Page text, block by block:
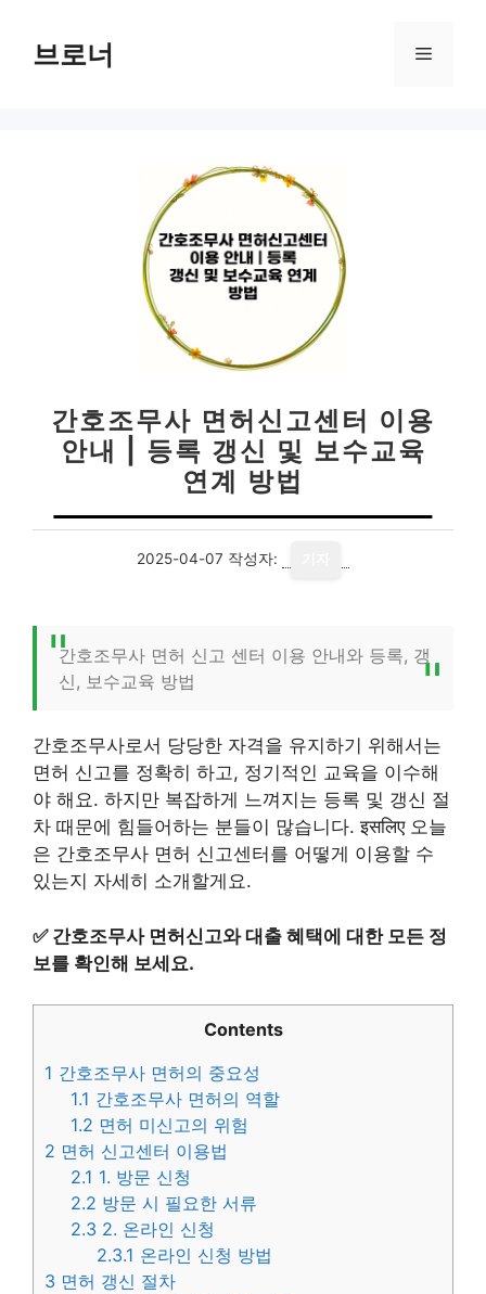
브로너 메
간호조무사 면허신고센터 이용
안내 | 등록 갱신 및 보수교육
연계 방법
2025-04-07 작성자:
간호조무사 면허 신고 센터 이용 안내와 등록, 갱
신, 보수교육 방법
간호조무사로서 당당한 자격을 유지하기 위해서는
면허 신고를 정확히 하고, 정기적인 교육을 이수해
야 해요. 하지만 복잡하게 느껴지는 등록 및 갱신 절
차 때문에 힘들어하는 분들이 많습니다. इसलिए 오늘
은 간호조무사 면허 신고센터를 어떻게 이용할 수
있는지 자세히 소개할게요.
✅ 간호조무사 면허신고와 대출 혜택에 대한 모든 정
보를 확인해 보세요.
Contents
1 간호조무사 면허의 중요성
1.1 간호조무사 면허의 역할
1.2 면허 미신고의 위험
2 면허 신고센터 이용법
2.1 1. 방문 신청
2.2 방문 시 필요한 서류
2.3 2. 온라인 신청
2.3.1 온라인 신청 방법
3 면허 갱신 절차